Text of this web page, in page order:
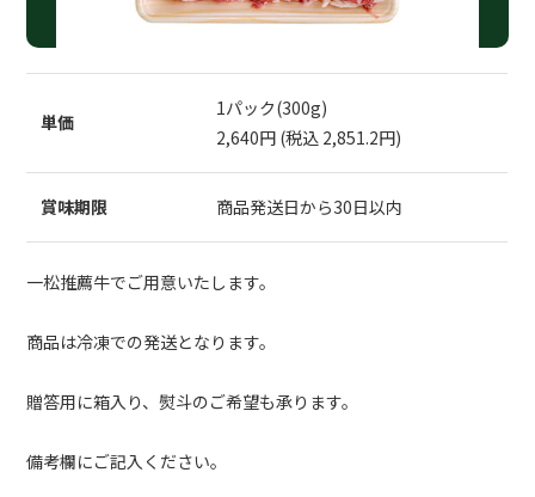
単価
1パック(300g)
2,640円 (税込 2,851.2円)
賞味期限 商品発送日から30日以内
一松推薦牛でご用意いたします。
商品は冷凍での発送となります。
贈答用に箱入り、熨斗のご希望も承ります。
備考欄にご記入ください。